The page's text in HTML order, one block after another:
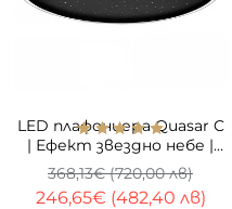
LED плафониера Quasar C
| Ефект звездно небе |
Ø60cm
246,65€ (482,40 лв)
368,13€ (720,00 лв)